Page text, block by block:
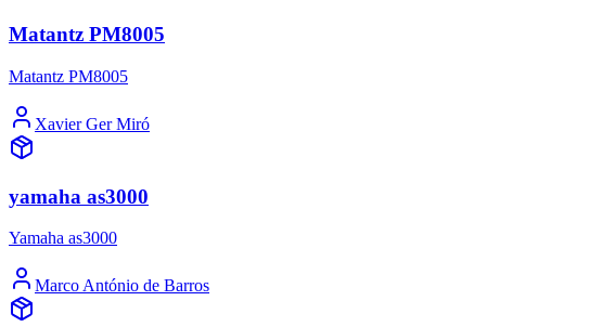
Matantz PM8005
Matantz PM8005
Xavier Ger Miró
yamaha as3000
Yamaha as3000
Marco António de Barros